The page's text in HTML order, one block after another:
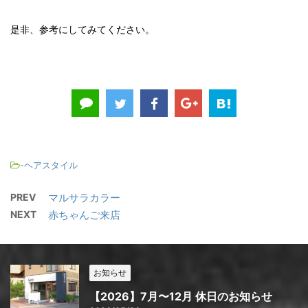
是非、参考にしてみてください。
-ヘアスタイル
PREV マルサラカラー
NEXT 赤ちゃんご来店
お知らせ
【2026】7月〜12月 休日のお知らせ